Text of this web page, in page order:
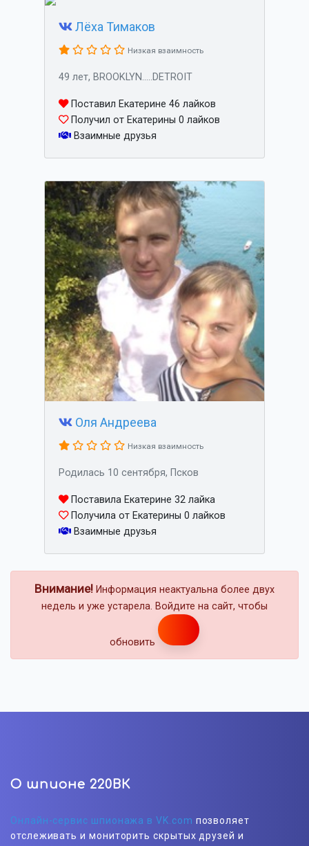
Лёха Тимаков
Низкая взаимность
49 лет, BROOKLYN.....DETROIT
Поставил Екатерине 46 лайков
Получил от Екатерины 0 лайков
Взаимные друзья
Оля Андреева
Низкая взаимность
Родилась 10 сентября, Псков
Поставила Екатерине 32 лайка
Получила от Екатерины 0 лайков
Взаимные друзья
Внимание! Информация неактуальна более двух
недель и уже устарела. Войдите на сайт, чтобы
обновить
О шпионе 220ВК
Онлайн-сервис шпионажа в VK.com позволяет
отслеживать и мониторить скрытых друзей и